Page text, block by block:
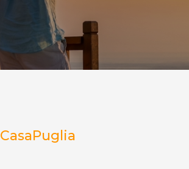
CasaPuglia